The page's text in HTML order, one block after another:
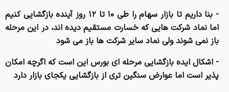
- بنا داریم تا بازار سهام را طی ۱۰ تا ۱۲ روز آینده بازگشایی کنیم
اما نماد شرکت هایی که خسارت مستقیم دیده اند، در این مرحله
باز نمی شوند ولی نماد سایر شرکت ها باز می شود
- اشکال ایده بازگشایی مرحله ای بورس این است که اگرچه امکان
پذیر است اما عوارض سنگین تری از بازگشایی یکجای بازار دارد